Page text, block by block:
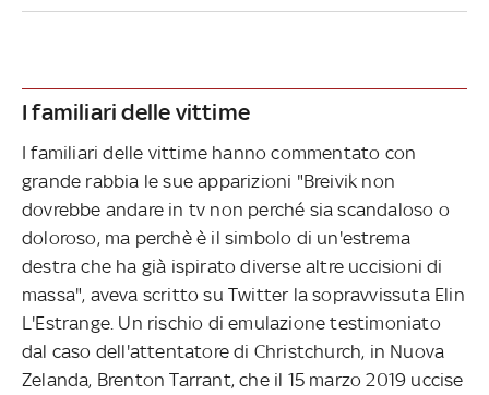
I familiari delle vittime
I familiari delle vittime hanno commentato con
grande rabbia le sue apparizioni "Breivik non
dovrebbe andare in tv non perché sia scandaloso o
doloroso, ma perchè è il simbolo di un'estrema
destra che ha già ispirato diverse altre uccisioni di
massa", aveva scritto su Twitter la sopravvissuta Elin
L'Estrange. Un rischio di emulazione testimoniato
dal caso dell'attentatore di Christchurch, in Nuova
Zelanda, Brenton Tarrant, che il 15 marzo 2019 uccise